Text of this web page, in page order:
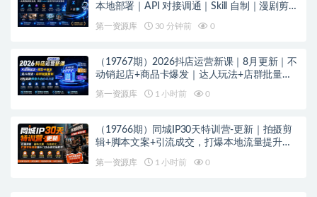
本地部署｜API 对接调通｜Skill 自制｜漫剧剪辑
第一资源库 30 分钟前 0
（19767期）2026抖店运营新课｜8月更新｜不
动销起店+商品卡爆发｜达人玩法+店群批量复
第一资源库 1 小时前 0
（19766期）同城IP30天特训营-更新｜拍摄剪
辑+脚本文案+引流成交，打爆本地流量提升门
第一资源库 1 小时前 0